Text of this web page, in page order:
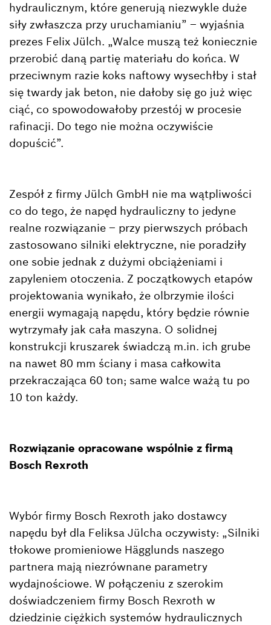
hydraulicznym, które generują niezwykle duże
siły zwłaszcza przy uruchamianiu” – wyjaśnia
prezes Felix Jülch. „Walce muszą też koniecznie
przerobić daną partię materiału do końca. W
przeciwnym razie koks naftowy wysechłby i stał
się twardy jak beton, nie dałoby się go już więc
ciąć, co spowodowałoby przestój w procesie
rafinacji. Do tego nie można oczywiście
dopuścić”.
Zespół z firmy Jülch GmbH nie ma wątpliwości
co do tego, że napęd hydrauliczny to jedyne
realne rozwiązanie – przy pierwszych próbach
zastosowano silniki elektryczne, nie poradziły
one sobie jednak z dużymi obciążeniami i
zapyleniem otoczenia. Z początkowych etapów
projektowania wynikało, że olbrzymie ilości
energii wymagają napędu, który będzie równie
wytrzymały jak cała maszyna. O solidnej
konstrukcji kruszarek świadczą m.in. ich grube
na nawet 80 mm ściany i masa całkowita
przekraczająca 60 ton; same walce ważą tu po
10 ton każdy.
Rozwiązanie opracowane wspólnie z firmą
Bosch Rexroth
Wybór firmy Bosch Rexroth jako dostawcy
napędu był dla Feliksa Jülcha oczywisty: „Silniki
tłokowe promieniowe Hägglunds naszego
partnera mają niezrównane parametry
wydajnościowe. W połączeniu z szerokim
doświadczeniem firmy Bosch Rexroth w
dziedzinie ciężkich systemów hydraulicznych